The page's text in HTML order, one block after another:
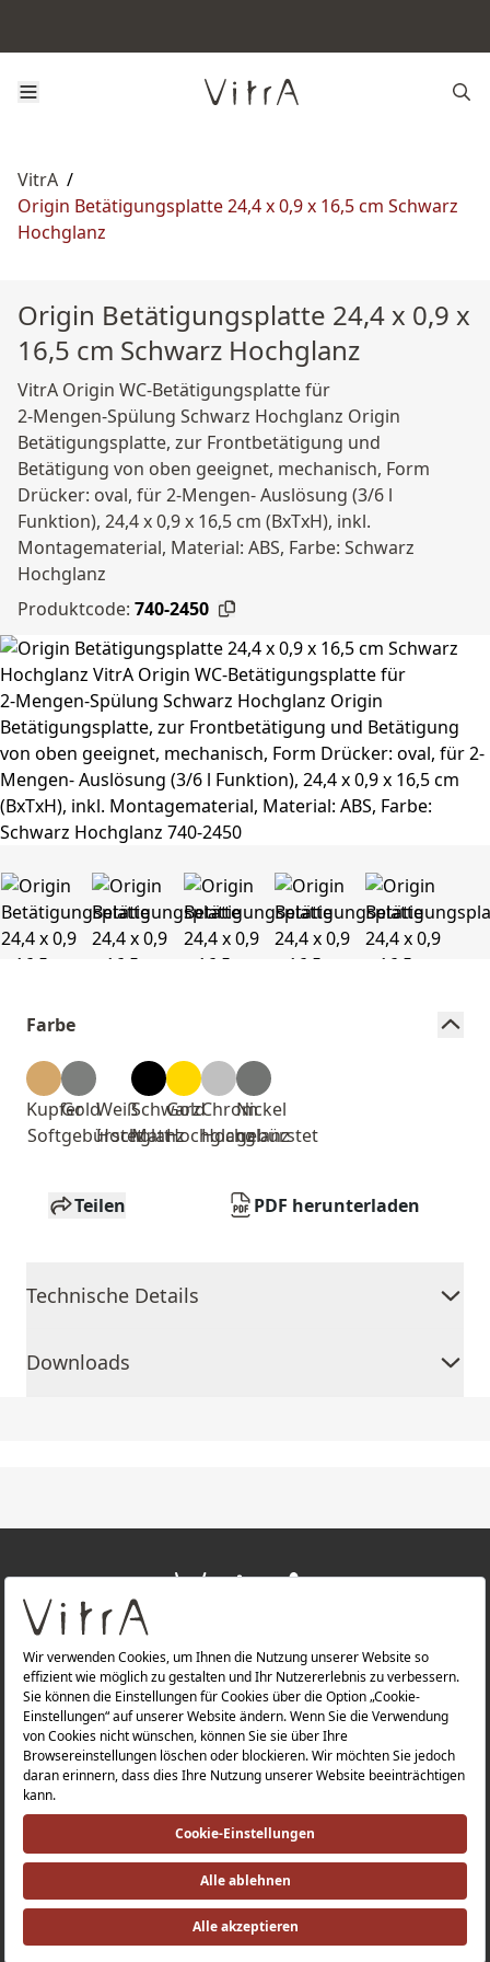
VitrA /
Origin Betätigungsplatte 24,4 x 0,9 x 16,5 cm Schwarz
Hochglanz
Origin Betätigungsplatte 24,4 x 0,9 x
16,5 cm Schwarz Hochglanz
VitrA Origin WC-Betätigungsplatte für
2‑Mengen‑Spülung Schwarz Hochglanz Origin
Betätigungsplatte, zur Frontbetätigung und
Betätigung von oben geeignet, mechanisch, Form
Drücker: oval, für 2-Mengen- Auslösung (3/6 l
Funktion), 24,4 x 0,9 x 16,5 cm (BxTxH), inkl.
Montagematerial, Material: ABS, Farbe: Schwarz
Hochglanz
Produktcode: 740-2450
Farbe
Kupfer
Soft
Gold
gebürstet
Weiß
Hochglanz
Schwarz
Matt
Gold
Hochglanz
Chrom
Hochglanz
Nickel
gebürstet
Teilen PDF herunterladen
Technische Details
Downloads
ÜBER UNS
PRODUKTE
Datenschutzerklärung |Impressum |
Investorenbeziehung |